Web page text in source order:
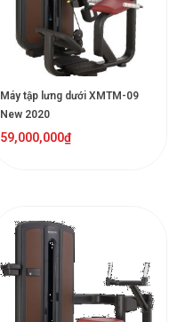
Máy tập lưng dưới XMTM-09
New 2020
59,000,000₫